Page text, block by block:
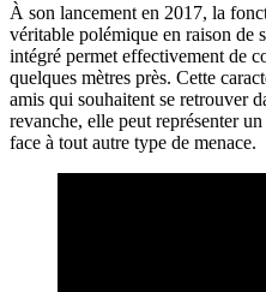
À son lancement en 2017, la
véritable polémique en raison de
intégré permet effectivement de
quelques mètres près. Cette
amis qui souhaitent se retrouver
revanche, elle peut représenter
face à tout autre type de menace.